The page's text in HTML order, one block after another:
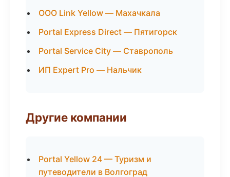
ООО Link Yellow — Махачкала
Portal Express Direct — Пятигорск
Portal Service City — Ставрополь
ИП Expert Pro — Нальчик
Другие компании
Portal Yellow 24 — Туризм и
путеводители в Волгоград